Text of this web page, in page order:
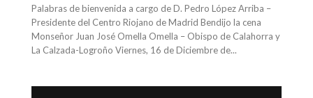
Palabras de bienvenida a cargo de D. Pedro López Arriba –
Presidente del Centro Riojano de Madrid Bendijo la cena
Monseñor Juan José Omella Omella – Obispo de Calahorra y
La Calzada-Logroño Viernes, 16 de Diciembre de...